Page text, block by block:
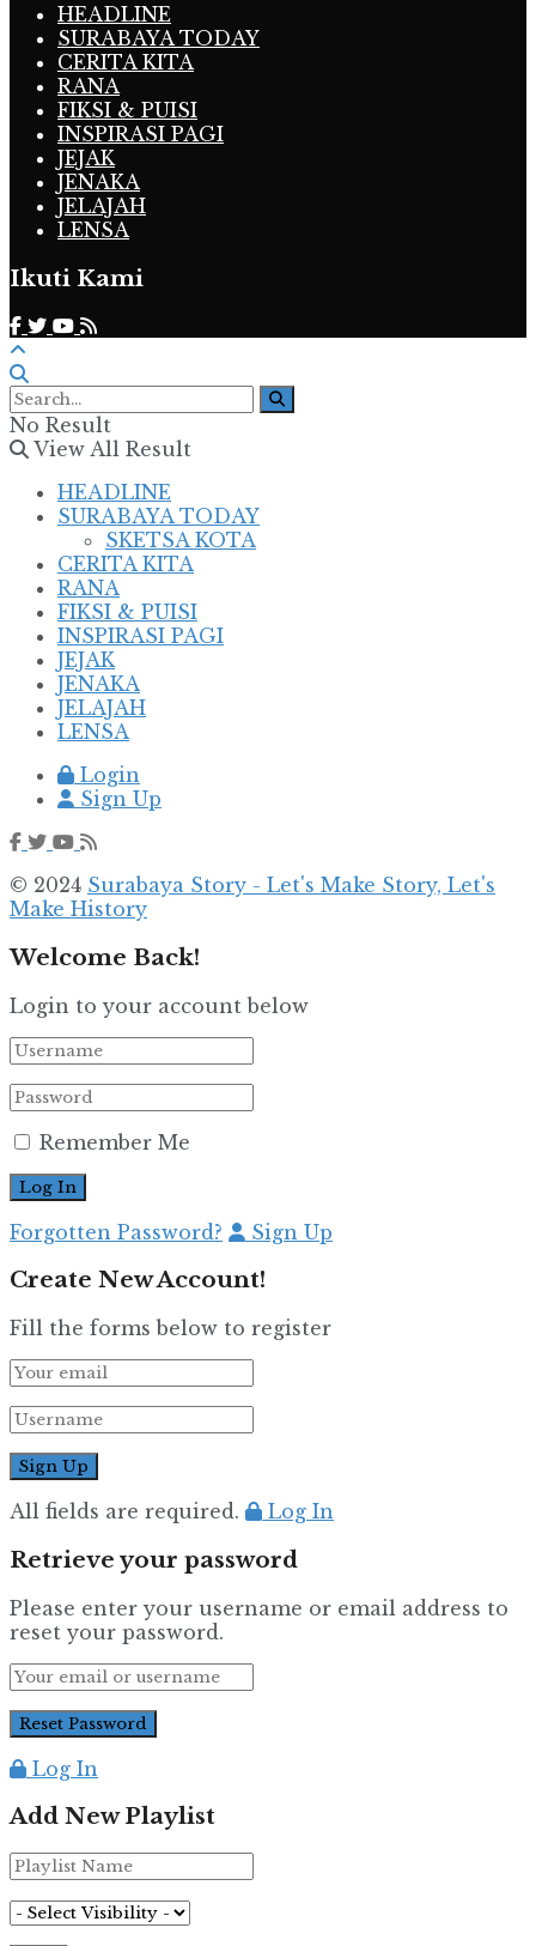
HEADLINE
SURABAYA TODAY
CERITA KITA
RANA
FIKSI & PUISI
INSPIRASI PAGI
JEJAK
JENAKA
JELAJAH
LENSA
Ikuti Kami
No Result
View All Result
HEADLINE
SURABAYA TODAY
SKETSA KOTA
CERITA KITA
RANA
FIKSI & PUISI
INSPIRASI PAGI
JEJAK
JENAKA
JELAJAH
LENSA
Login
Sign Up
© 2024 Surabaya Story - Let's Make Story, Let's
Make History
Welcome Back!
Login to your account below
Remember Me
Forgotten Password? Sign Up
Create New Account!
Fill the forms below to register
All fields are required. Log In
Retrieve your password
Please enter your username or email address to
reset your password.
Log In
Add New Playlist